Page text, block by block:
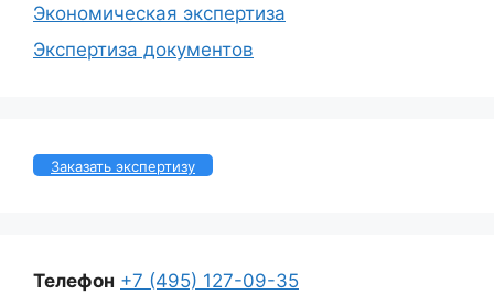
Экономическая экспертиза
Экспертиза документов
Заказать экспертизу
Телефон +7 (495) 127-09-35